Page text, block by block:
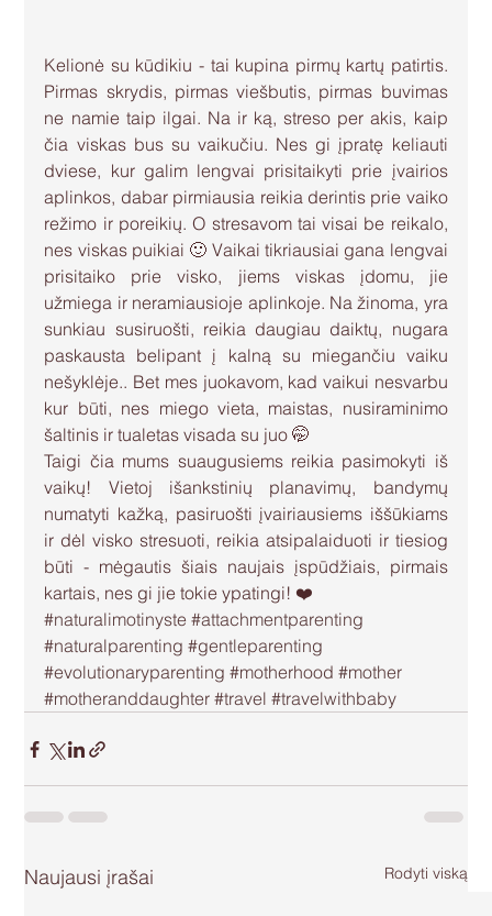
Kelionė su kūdikiu - tai kupina pirmų kartų patirtis.
Pirmas skrydis, pirmas viešbutis, pirmas buvimas
ne namie taip ilgai. Na ir ką, streso per akis, kaip
čia viskas bus su vaikučiu. Nes gi įpratę keliauti
dviese, kur galim lengvai prisitaikyti prie įvairios
aplinkos, dabar pirmiausia reikia derintis prie vaiko
režimo ir poreikių. O stresavom tai visai be reikalo,
nes viskas puikiai 🙂 Vaikai tikriausiai gana lengvai
prisitaiko prie visko, jiems viskas įdomu, jie
užmiega ir neramiausioje aplinkoje. Na žinoma, yra
sunkiau susiruošti, reikia daugiau daiktų, nugara
paskausta belipant į kalną su miegančiu vaiku
nešyklėje.. Bet mes juokavom, kad vaikui nesvarbu
kur būti, nes miego vieta, maistas, nusiraminimo
šaltinis ir tualetas visada su juo 🤭
Taigi čia mums suaugusiems reikia pasimokyti iš
vaikų! Vietoj išankstinių planavimų, bandymų
numatyti kažką, pasiruošti įvairiausiems iššūkiams
ir dėl visko stresuoti, reikia atsipalaiduoti ir tiesiog
būti - mėgautis šiais naujais įspūdžiais, pirmais
kartais, nes gi jie tokie ypatingi! ❤️
#naturalimotinyste #attachmentparenting
#naturalparenting #gentleparenting
#evolutionaryparenting #motherhood #mother
#motheranddaughter #travel #travelwithbaby
Naujausi įrašai Rodyti viską